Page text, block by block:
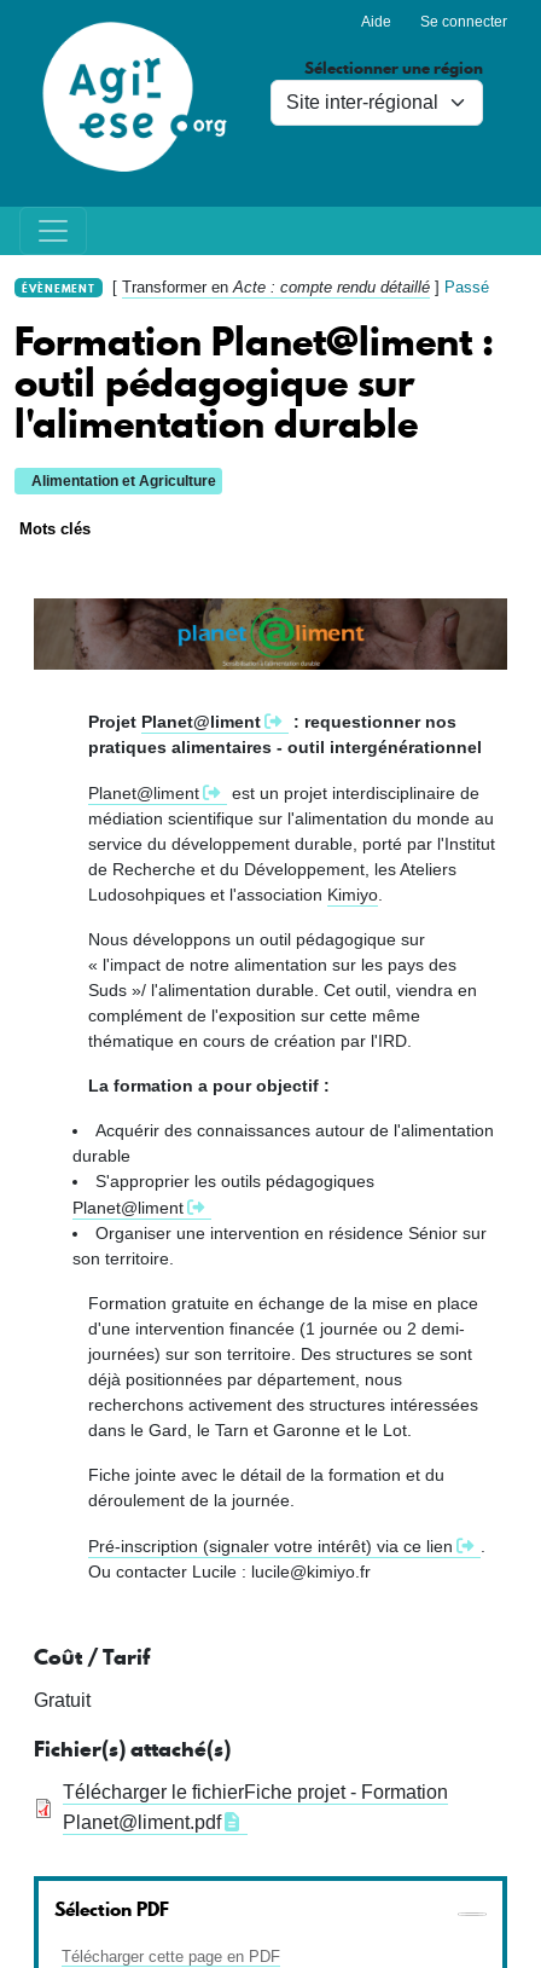
Aller au contenu principal
Aide Se connecter
Sélectionner une région
ÉVÈNEMENT [Transformer enActe : compte rendu détaillé ] Passé
Formation Planet@liment :
outil pédagogique sur
l'alimentation durable
Alimentation et Agriculture
Mots clés
Projet Planet@liment
: requestionner nos
pratiques alimentaires - outil intergénérationnel
Planet@liment
est un projet interdisciplinaire de
médiation scientifique sur l'alimentation du monde au
service du développement durable, porté par l'Institut
de Recherche et du Développement, les Ateliers
Ludosohpiques et l'association Kimiyo.
Nous développons un outil pédagogique sur
« l'impact de notre alimentation sur les pays des
Suds »/ l'alimentation durable. Cet outil, viendra en
complément de l'exposition sur cette même
thématique en cours de création par l'IRD.
La formation a pour objectif :
Acquérir des connaissances autour de l'alimentation
durable
S'approprier les outils pédagogiques
Planet@liment
Organiser une intervention en résidence Sénior sur
son territoire.
Formation gratuite en échange de la mise en place
d'une intervention financée (1 journée ou 2 demi-
journées) sur son territoire. Des structures se sont
déjà positionnées par département, nous
recherchons activement des structures intéressées
dans le Gard, le Tarn et Garonne et le Lot.
Fiche jointe avec le détail de la formation et du
déroulement de la journée.
Pré-inscription (signaler votre intérêt) via ce lien
.
Ou contacter Lucile : lucile@kimiyo.fr
Coût / Tarif
Gratuit
Fichier(s) attaché(s)
Télécharger le fichierFiche projet - Formation
Planet@liment.pdf
Sélection PDF
Télécharger cette page en PDF